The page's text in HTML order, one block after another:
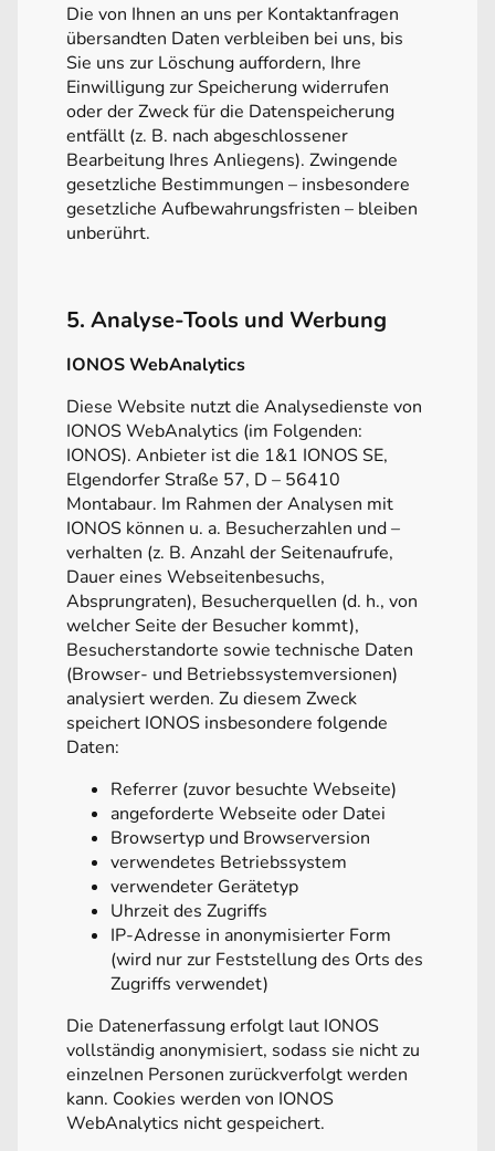
Die von Ihnen an uns per Kontaktanfragen
übersandten Daten verbleiben bei uns, bis
Sie uns zur Löschung auffordern, Ihre
Einwilligung zur Speicherung widerrufen
oder der Zweck für die Datenspeicherung
entfällt (z. B. nach abgeschlossener
Bearbeitung Ihres Anliegens). Zwingende
gesetzliche Bestimmungen – insbesondere
gesetzliche Aufbewahrungsfristen – bleiben
unberührt.
5. Analyse-Tools und Werbung
IONOS WebAnalytics
Diese Website nutzt die Analysedienste von
IONOS WebAnalytics (im Folgenden:
IONOS). Anbieter ist die 1&1 IONOS SE,
Elgendorfer Straße 57, D – 56410
Montabaur. Im Rahmen der Analysen mit
IONOS können u. a. Besucherzahlen und –
verhalten (z. B. Anzahl der Seitenaufrufe,
Dauer eines Webseitenbesuchs,
Absprungraten), Besucherquellen (d. h., von
welcher Seite der Besucher kommt),
Besucherstandorte sowie technische Daten
(Browser- und Betriebssystemversionen)
analysiert werden. Zu diesem Zweck
speichert IONOS insbesondere folgende
Daten:
Referrer (zuvor besuchte Webseite)
angeforderte Webseite oder Datei
Browsertyp und Browserversion
verwendetes Betriebssystem
verwendeter Gerätetyp
Uhrzeit des Zugriffs
IP-Adresse in anonymisierter Form
(wird nur zur Feststellung des Orts des
Zugriffs verwendet)
Die Datenerfassung erfolgt laut IONOS
vollständig anonymisiert, sodass sie nicht zu
einzelnen Personen zurückverfolgt werden
kann. Cookies werden von IONOS
WebAnalytics nicht gespeichert.